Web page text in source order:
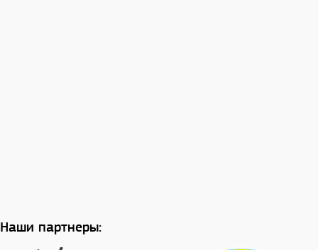
Наши партнеры: